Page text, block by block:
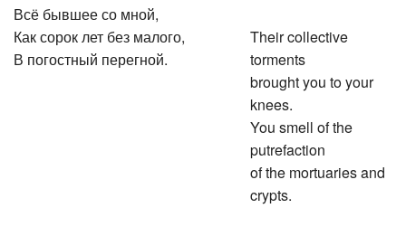
Всё бывшее со мной,
Как сорок лет без малого,
В погостный перегной.
Their collective
torments
brought you to your
knees.
You smell of the
putrefaction
of the mortuaries and
crypts.